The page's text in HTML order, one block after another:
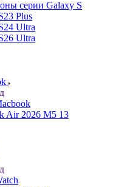
серии Galaxy S
Plus
Ultra
Ultra
Air 2026 M5 13